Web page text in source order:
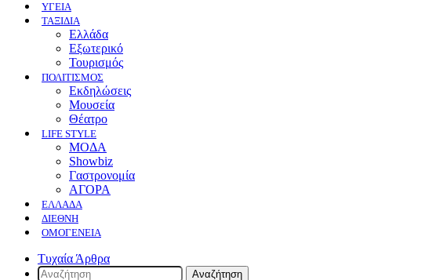
ΥΓΕΙΑ
ΤΑΞΙΔΙΑ
Ελλάδα
Εξωτερικό
Τουρισμός
ΠΟΛΙΤΙΣΜΟΣ
Eκδηλώσεις
Mουσεία
Θέατρο
LIFE STYLE
ΜΟΔΑ
Showbiz
Γαστρονομία
ΑΓΟΡΑ
ΕΛΛΆΔΑ
ΔΙΕΘΝΉ
ΟΜΟΓΈΝΕΙΑ
Τυχαία Άρθρα
Αναζήτηση